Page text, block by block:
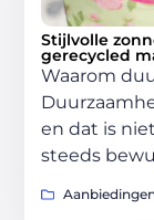
Stijlvolle
gerecycled
Waarom
en dat is
steeds